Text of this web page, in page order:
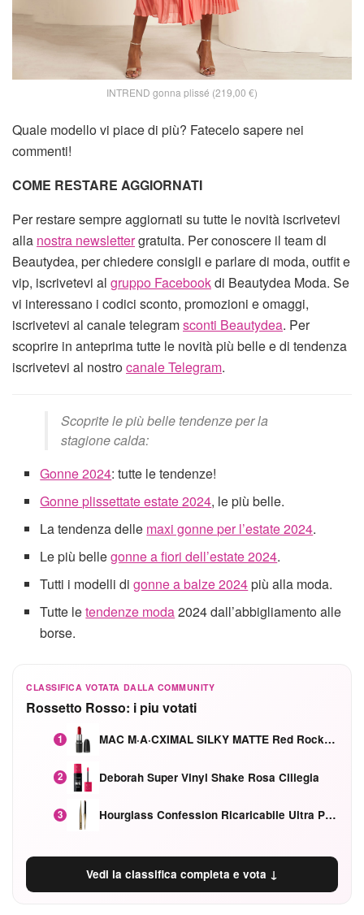
INTREND gonna plissé (219,00 €)
Quale modello vi piace di più? Fatecelo sapere nei
commenti!
COME RESTARE AGGIORNATI
Per restare sempre aggiornati su tutte le novità iscrivetevi
alla nostra newslettergratuita. Per conoscere il team di
Beautydea, per chiedere consigli e parlare di moda, outfit e
vip, iscrivetevi al gruppo Facebookdi Beautydea Moda. Se
vi interessano i codici sconto, promozioni e omaggi,
iscrivetevi al canale telegramsconti Beautydea. Per
scoprire in anteprima tutte le novità più belle e di tendenza
iscrivetevi al nostrocanale Telegram.
Scoprite le più belle tendenze per la
stagione calda:
Gonne 2024: tutte le tendenze!
Gonne plissettate estate 2024, le più belle.
La tendenza delle maxi gonne per l’estate 2024.
Le più bellegonne a fiori dell’estate 2024.
Tutti i modelli digonne a balze 2024più alla moda.
Tutte letendenze moda2024 dall’abbigliamento alle
borse.
CLASSIFICA VOTATA DALLA COMMUNITY
Rossetto Rosso: i piu votati
1 MAC M·A·CXIMAL SILKY MATTE Red Rock mat
2 Deborah Super Vinyl Shake Rosa Ciliegia
3 Hourglass Confession Ricaricabile Ultra Preciso Ad Alta Intensità Secretly Classic Red
Vedi la classifica completa e vota ↓